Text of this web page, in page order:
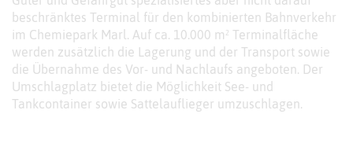
beschränktes Terminal für den kombinierten Bahnverkehr
im Chemiepark Marl. Auf ca. 10.000 m² Terminalfläche
werden zusätzlich die Lagerung und der Transport sowie
die Übernahme des Vor- und Nachlaufs angeboten. Der
Umschlagplatz bietet die Möglichkeit See- und
Tankcontainer sowie Sattelauflieger umzuschlagen.